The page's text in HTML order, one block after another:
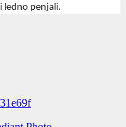
ledno penjali.